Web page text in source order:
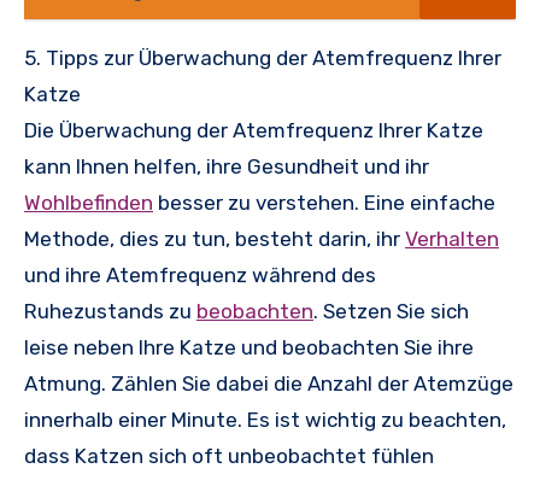
5. Tipps zur Überwachung der Atemfrequenz Ihrer
Katze
Die Überwachung der Atemfrequenz Ihrer Katze
kann Ihnen helfen, ihre Gesundheit und ihr
Wohlbefinden besser zu verstehen. Eine einfache
Methode, dies zu tun, besteht darin, ihr Verhalten
und ihre Atemfrequenz während des
Ruhezustands zu beobachten. Setzen Sie sich
leise neben Ihre Katze und beobachten Sie ihre
Atmung. Zählen Sie dabei die Anzahl der Atemzüge
innerhalb einer Minute. Es ist wichtig zu beachten,
dass Katzen sich oft unbeobachtet fühlen